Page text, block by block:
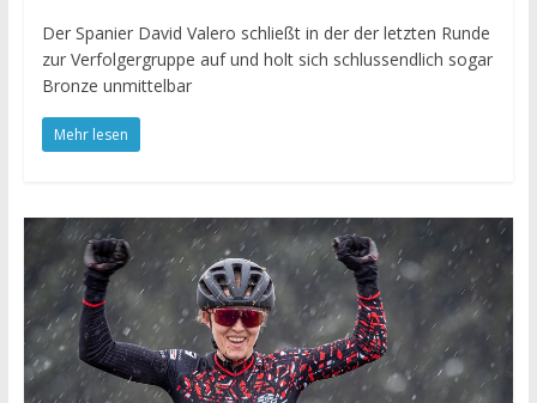
Der Spanier David Valero schließt in der der letzten Runde
zur Verfolgergruppe auf und holt sich schlussendlich sogar
Bronze unmittelbar
Mehr lesen